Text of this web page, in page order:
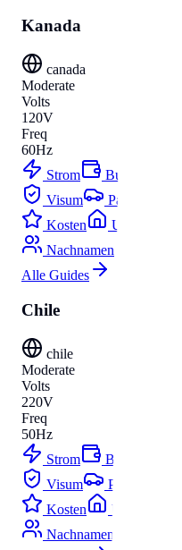
Kanada
canada
Moderate
Volts
120V
Freq
60Hz
Strom
Budget
Visum
Parken
Kosten
Umzug
Nachnamen
Alle Guides
Chile
chile
Moderate
Volts
220V
Freq
50Hz
Strom
Budget
Visum
Parken
Kosten
Umzug
Nachnamen